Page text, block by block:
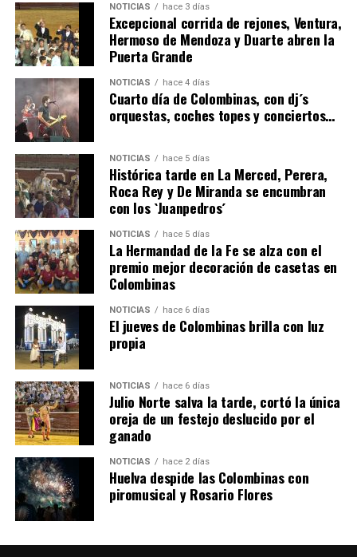
4º DÍA DE LAS FIESTAS COLOMBINAS 2026
hace 4 días Huelvatv
SEXTA CORRIDA DE LAS FIESTAS COLOMBINAS
2026
hace 2 días· Huelvatv
NOTICIAS hace 3 días
Excepcional corrida de rejones, Ventura,
Hermoso de Mendoza y Duarte abren la
Puerta Grande
NOTICIAS hace 4 días
Cuarto día de Colombinas, con dj´s
orquestas, coches topes y conciertos…
NOTICIAS hace 5 días
Histórica tarde en La Merced, Perera,
Roca Rey y De Miranda se encumbran
con los `Juanpedros´
NOTICIAS hace 5 días
La Hermandad de la Fe se alza con el
premio mejor decoración de casetas en
Colombinas
NOTICIAS hace 6 días
El jueves de Colombinas brilla con luz
propia
NOTICIAS hace 6 días
Julio Norte salva la tarde, cortó la única
oreja de un festejo deslucido por el
ganado
NOTICIAS hace 2 días
Huelva despide las Colombinas con
piromusical y Rosario Flores